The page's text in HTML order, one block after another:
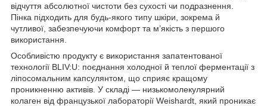
відчуття абсолютної чистоти без сухості чи подразнення.
Пінка підходить для будь-якого типу шкіри, зокрема й
чутливої, забезпечуючи комфорт та м’якість з першого
використання.
Особливістю продукту є використання запатентованої
технології BLIV:U: поєднання холодної й теплої ферментації з
ліпосомальним капсулянтом, що сприяє кращому
проникненню активів. У складі — низькомолекулярний
колаген від французької лабораторії Weishardt, який проникає